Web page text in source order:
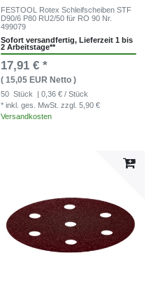
FESTOOL Rotex Schleifscheiben STF
D90/6 P80 RU2/50 für RO 90 Nr.
499079
Sofort versandfertig, Lieferzeit 1 bis
2 Arbeitstage**
17,91 € *
( 15,05 EUR Netto )
50 Stück
| 0,36 € / Stück
* inkl. ges. MwSt.zzgl. 5,90 €
Versandkosten